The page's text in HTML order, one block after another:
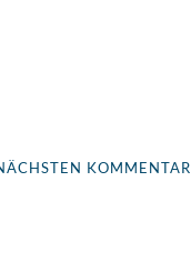
KOMMENTAR